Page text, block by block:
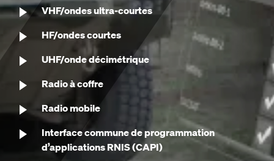
VHF/ondes ultra-courtes
HF/ondes courtes
UHF/onde décimétrique
Radio à coffre
Radio mobile
Interface commune de programmation
d’applications RNIS (CAPI)